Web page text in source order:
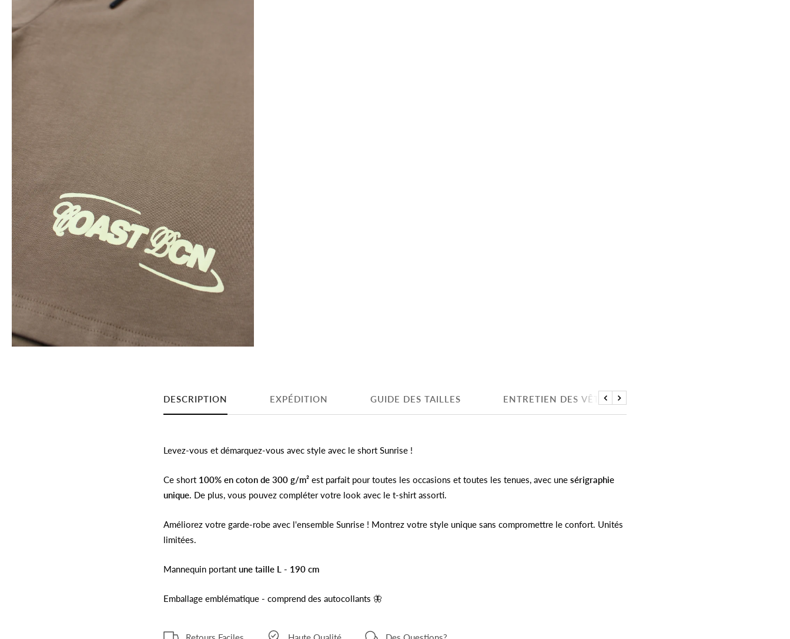
DESCRIPTION EXPÉDITION GUIDE DES TAILLES ENTRETIEN DES VÊTEMENTS
Précédent
Suivant
Levez-vous et démarquez-vous avec style avec le short Sunrise !
Ce short 100% en coton de 300 g/m²est parfait pour toutes les occasions et toutes les tenues, avec une sérigraphie
unique. De plus, vous pouvez compléter votre look avec le t-shirt assorti.
Améliorez votre garde-robe avec l'ensemble Sunrise ! Montrez votre style unique sans compromettre le confort. Unités
limitées.
Mannequin portant une taille L - 190 cm
Emballage emblématique - comprend des autocollants 🦋